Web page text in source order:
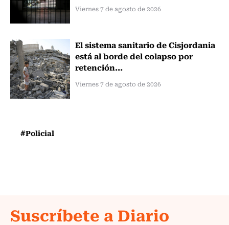
Viernes 7 de agosto de 2026
El sistema sanitario de Cisjordania
está al borde del colapso por
retención...
Viernes 7 de agosto de 2026
#Policial